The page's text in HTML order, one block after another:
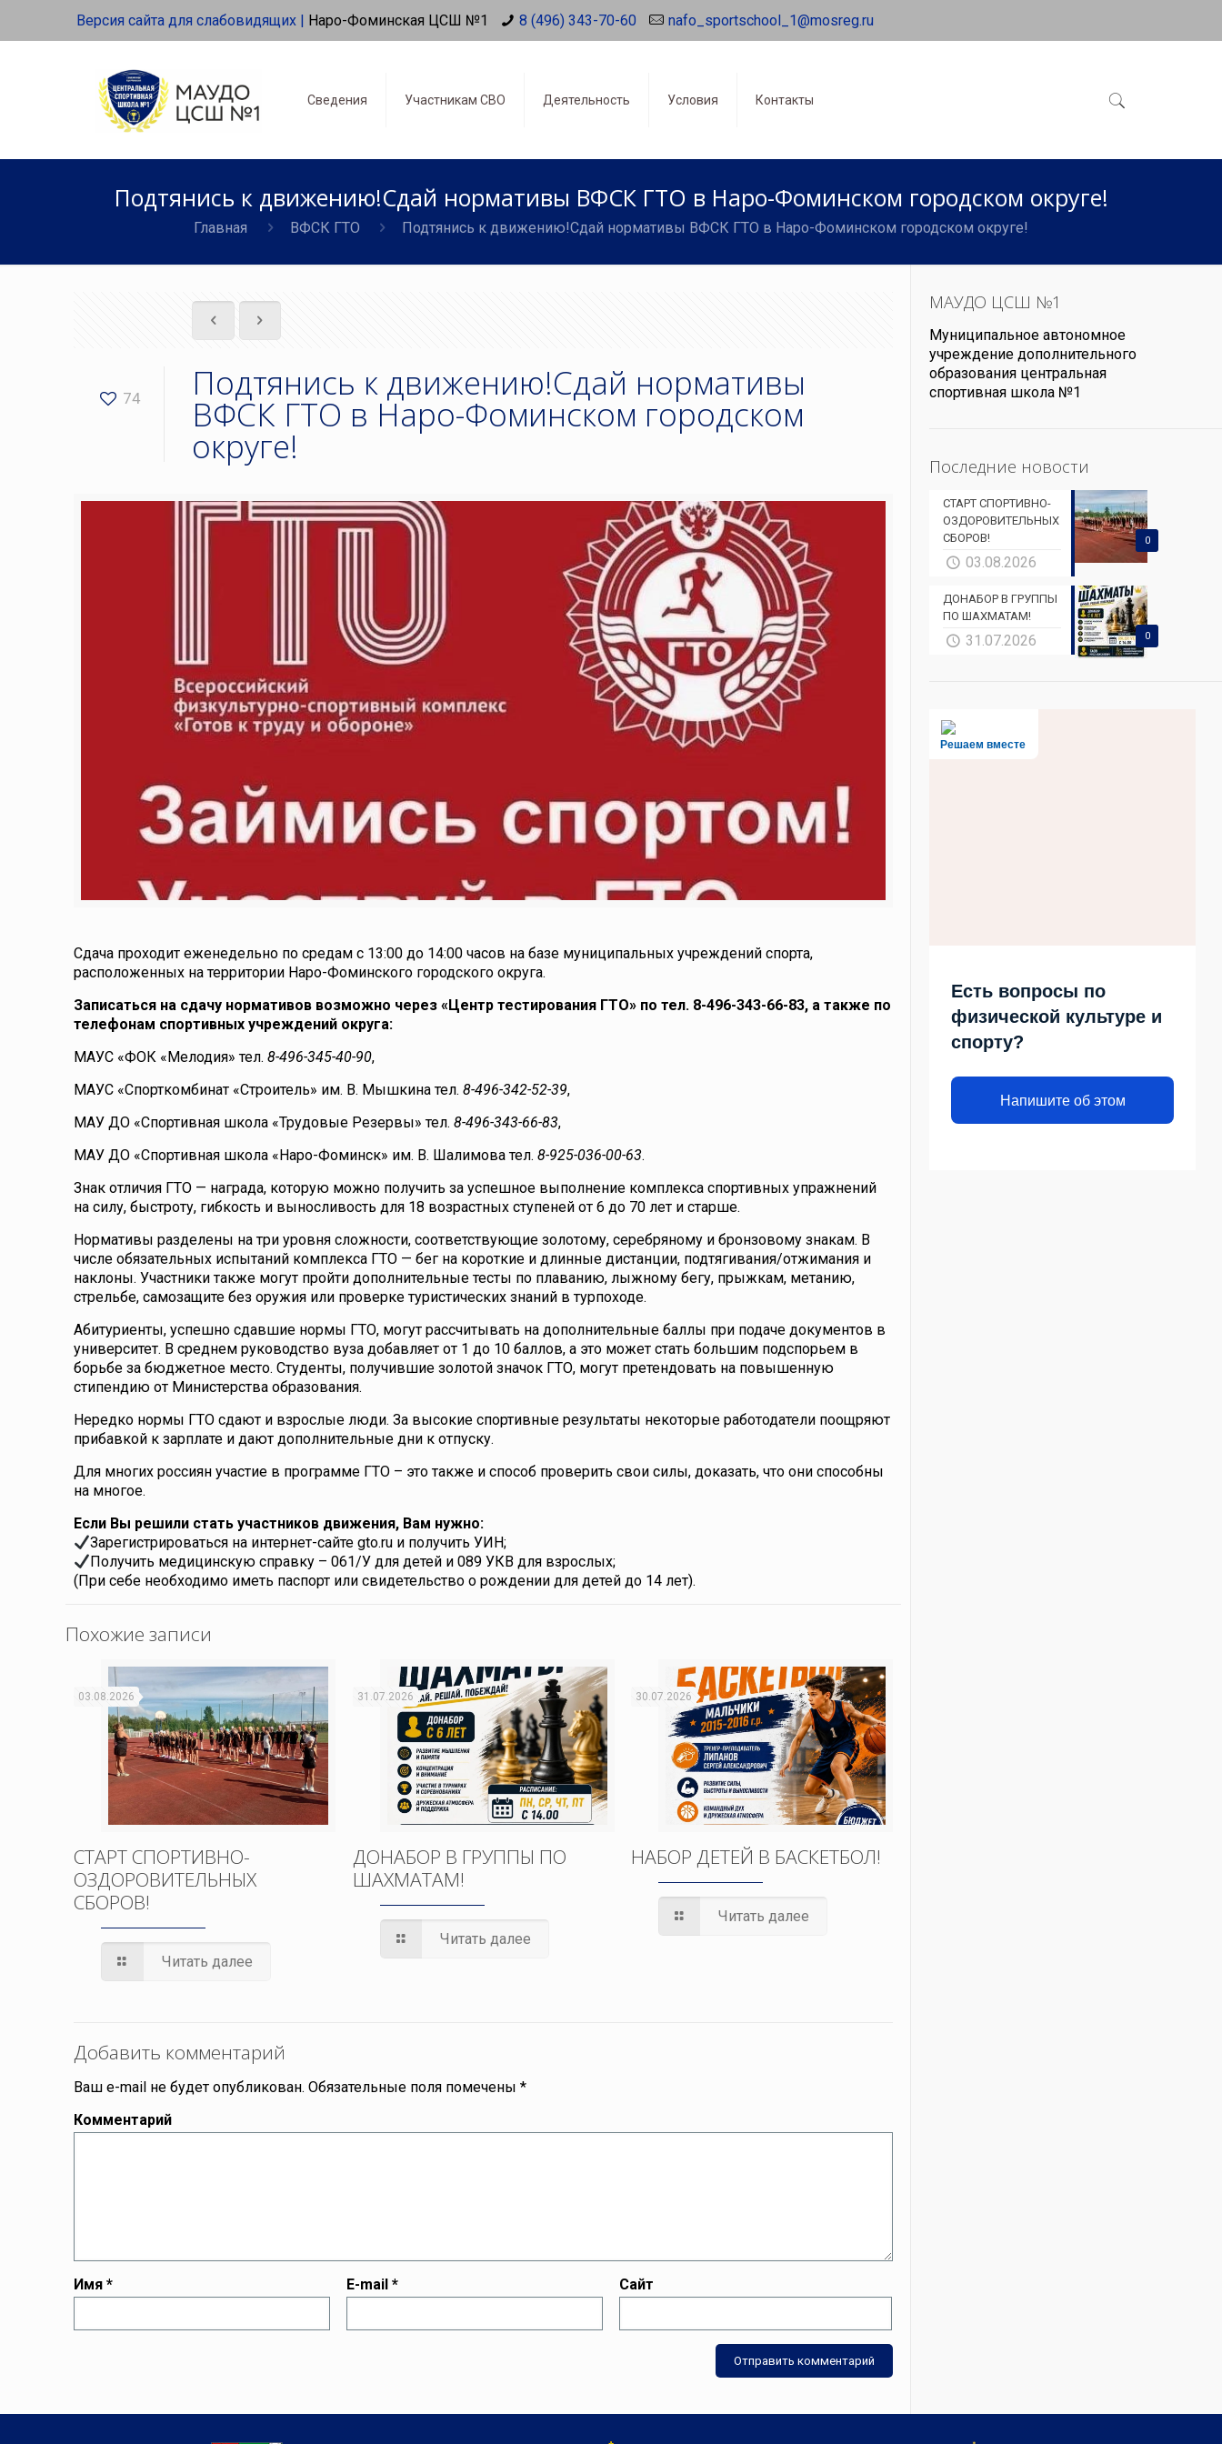
Версия сайта для слабовидящих | Наро-Фоминская ЦСШ №1 8 (496) 343-70-60 nafo_sportschool_1@mosreg.ru
Сведения Участникам СВО Деятельность Условия Контакты
Подтянись к движению!Сдай нормативы ВФСК ГТО в Наро-Фоминском городском округе!
Главная ВФСК ГТО Подтянись к движению!Сдай нормативы ВФСК ГТО в Наро-Фоминском городском округе!
74 Подтянись к движению!Сдай нормативы
ВФСК ГТО в Наро-Фоминском городском
округе!
Сдача проходит еженедельно по средам с 13:00 до 14:00 часов на базе муниципальных учреждений спорта,
расположенных на территории Наро-Фоминского городского округа.
Записаться на сдачу нормативов возможно через «Центр тестирования ГТО» по тел. 8-496-343-66-83, а также по
телефонам спортивных учреждений округа:
МАУС «ФОК «Мелодия» тел.8-496-345-40-90,
МАУС «Спорткомбинат «Строитель» им. В. Мышкина тел.8-496-342-52-39,
МАУ ДО «Спортивная школа «Трудовые Резервы» тел.8-496-343-66-83,
МАУ ДО «Спортивная школа «Наро-Фоминск» им. В. Шалимова тел.8-925-036-00-63.
Знак отличия ГТО — награда, которую можно получить за успешное выполнение комплекса спортивных упражнений
на силу, быстроту, гибкость и выносливость для 18 возрастных ступеней от 6 до 70 лет и старше.
Нормативы разделены на три уровня сложности, соответствующие золотому, серебряному и бронзовому знакам. В
числе обязательных испытаний комплекса ГТО — бег на короткие и длинные дистанции, подтягивания/отжимания и
наклоны. Участники также могут пройти дополнительные тесты по плаванию, лыжному бегу, прыжкам, метанию,
стрельбе, самозащите без оружия или проверке туристических знаний в турпоходе.
Абитуриенты, успешно сдавшие нормы ГТО, могут рассчитывать на дополнительные баллы при подаче документов в
университет. В среднем руководство вуза добавляет от 1 до 10 баллов, а это может стать большим подспорьем в
борьбе за бюджетное место. Студенты, получившие золотой значок ГТО, могут претендовать на повышенную
стипендию от Министерства образования.
Нередко нормы ГТО сдают и взрослые люди. За высокие спортивные результаты некоторые работодатели поощряют
прибавкой к зарплате и дают дополнительные дни к отпуску.
Для многих россиян участие в программе ГТО – это также и способ проверить свои силы, доказать, что они способны
на многое.
Если Вы решили стать участников движения, Вам нужно:
Зарегистрироваться на интернет-сайте gto.ru и получить УИН;
Получить медицинскую справку – 061/У для детей и 089 УКВ для взрослых;
(При себе необходимо иметь паспорт или свидетельство о рождении для детей до 14 лет).
Похожие записи
03.08.2026
СТАРТ СПОРТИВНО-
ОЗДОРОВИТЕЛЬНЫХ
СБОРОВ!
Читать далее
31.07.2026
ДОНАБОР В ГРУППЫ ПО
ШАХМАТАМ!
Читать далее
30.07.2026
НАБОР ДЕТЕЙ В БАСКЕТБОЛ!
Читать далее
Добавить комментарий
Ваш e-mail не будет опубликован. Обязательные поля помечены*
Комментарий
Имя* E-mail* Сайт
МАУДО ЦСШ №1
Муниципальное автономное
учреждение дополнительного
образования центральная
спортивная школа №1
Последние новости
0
СТАРТ СПОРТИВНО-
ОЗДОРОВИТЕЛЬНЫХ
СБОРОВ!
03.08.2026
0
ДОНАБОР В ГРУППЫ
ПО ШАХМАТАМ!
31.07.2026
Решаем вместе
Есть вопросы по
физической культуре и
спорту?
Напишите об этом